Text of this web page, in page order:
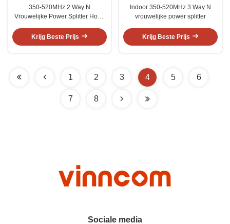
350-520MHz 2 Way N
Vrouwelijke Power Splitter Hoge
Krijg Beste Prijs
Indoor 350-520MHz 3 Way N
vrouwelijke power splitter
Krijg Beste Prijs
1 2 3 4 5 6
7 8
Sociale media